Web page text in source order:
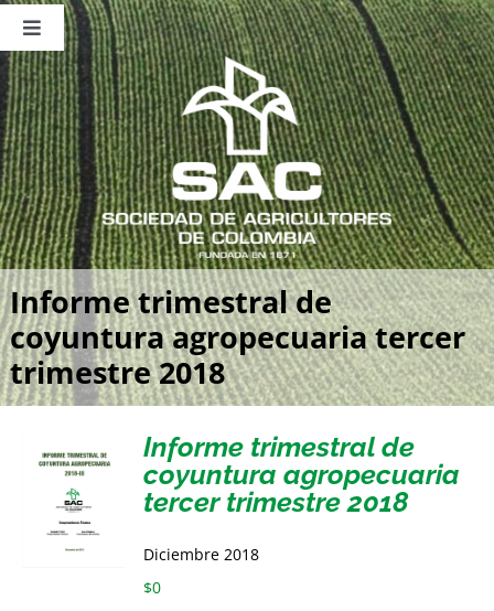
Saltar
contenido
Toggle
Navigation
Nosotros
Publicaciones
Sala de Prensa
Eventos
Informe trimestral de
coyuntura agropecuaria tercer
trimestre 2018
Informe trimestral de
coyuntura agropecuaria
tercer trimestre 2018
Diciembre 2018
$0